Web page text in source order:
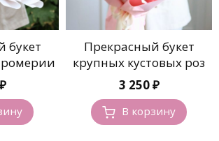
букет
₽
Прекрасный букет
крупных кустовых роз
3 250₽
В корзину